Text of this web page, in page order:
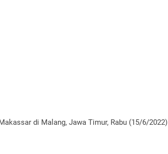
di Malang, Jawa Timur, Rabu (15/6/2022)